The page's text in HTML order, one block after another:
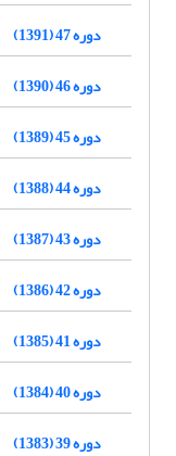
دوره 47 (1391)
دوره 46 (1390)
دوره 45 (1389)
دوره 44 (1388)
دوره 43 (1387)
دوره 42 (1386)
دوره 41 (1385)
دوره 40 (1384)
دوره 39 (1383)